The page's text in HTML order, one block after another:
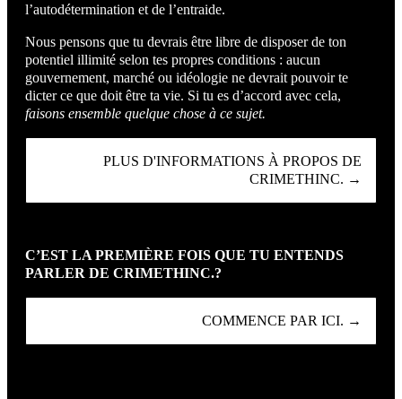
l’autodétermination et de l’entraide.
Nous pensons que tu devrais être libre de disposer de ton
potentiel illimité selon tes propres conditions : aucun
gouvernement, marché ou idéologie ne devrait pouvoir te
dicter ce que doit être ta vie. Si tu es d’accord avec cela,
faisons ensemble quelque chose à ce sujet.
PLUS D'INFORMATIONS À PROPOS DE
CRIMETHINC. →
C’EST LA PREMIÈRE FOIS QUE TU ENTENDS
PARLER DE CRIMETHINC.?
COMMENCE PAR ICI. →